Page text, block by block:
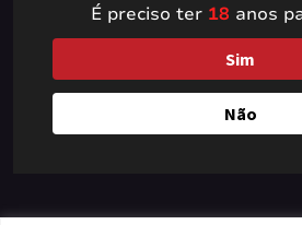
something
— check
É preciso ter 18 anos
Sim
Não